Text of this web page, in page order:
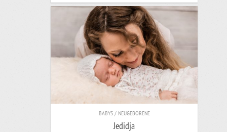
BABYS / NEUGEBORENE
Jedidja